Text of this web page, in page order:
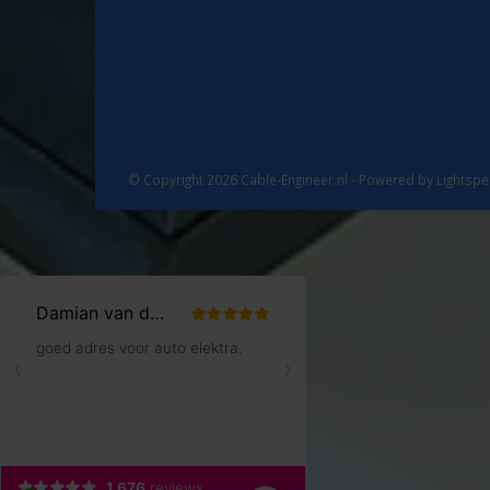
© Copyright 2026 Cable-Engineer.nl - Powered by